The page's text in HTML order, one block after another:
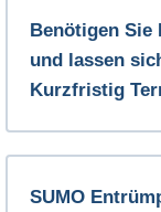
Benötigen Sie
und lassen
Kurzfristig
SUMO